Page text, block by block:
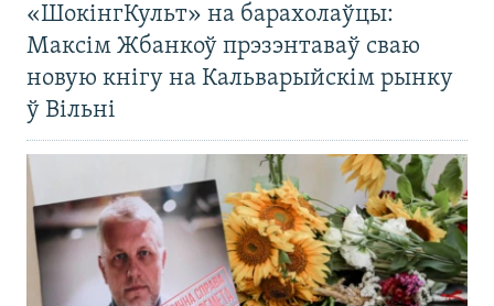
«ШокінгКульт» на барахолаўцы:
Максім Жбанкоў прэзэнтаваў сваю
новую кнігу на Кальварыйскім рынку
ў Вільні